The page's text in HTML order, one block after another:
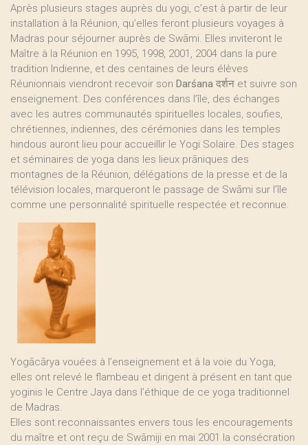
Après plusieurs stages auprès du yogi, c’est à partir de leur
installation à la Réunion, qu’elles feront plusieurs voyages à
Madras pour séjourner auprès de Swāmi. Elles inviteront le
Maître à la Réunion en 1995, 1998, 2001, 2004 dans la pure
tradition Indienne, et des centaines de leurs élèves
Réunionnais viendront recevoir son Darśana दर्शन et suivre son
enseignement. Des conférences dans l’île, des échanges
avec les autres communautés spirituelles locales, soufies,
chrétiennes, indiennes, des cérémonies dans les temples
hindous auront lieu pour accueillir le Yogi Solaire. Des stages
et séminaires de yoga dans les lieux prāniques des
montagnes de la Réunion, délégations de la presse et de la
télévision locales, marqueront le passage de Swāmi sur l’île
comme une personnalité spirituelle respectée et reconnue.
Yogācārya vouées à l’enseignement et à la voie du Yoga,
elles ont relevé le flambeau et dirigent à présent en tant que
yoginis le Centre Jaya dans l’éthique de ce yoga traditionnel
de Madras.
Elles sont reconnaissantes envers tous les encouragements
du maître et ont reçu de Swāmiji en mai 2001 la consécration